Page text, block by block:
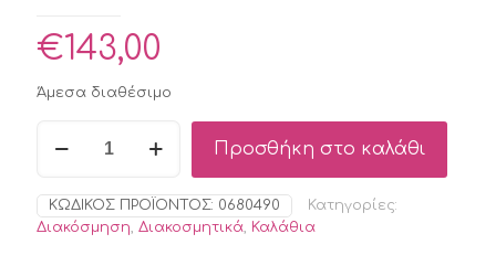
€143,00
Άμεσα διαθέσιμο
PRISCILLA
ΜΠΑΜΠΟΥ
ΜΑΥΡΟ
36X36X45
Προσθήκη στο καλάθι
ΚΩΔΙΚΌΣ ΠΡΟΪΌΝΤΟΣ: 0680490
Κατηγορίες:
Διακόσμηση, Διακοσμητικά, Καλάθια